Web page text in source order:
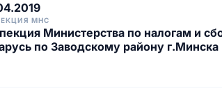
МНС
Министерства по налогам и
по Заводскому району г.Минска